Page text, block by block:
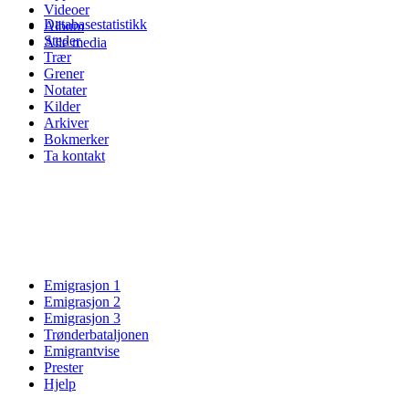
Videoer
Album
Alle media
Databasestatistikk
Steder
Trær
Grener
Notater
Kilder
Arkiver
Bokmerker
Ta kontakt
Emigrasjon 1
Emigrasjon 2
Emigrasjon 3
Trønderbataljonen
Emigrantvise
Prester
Hjelp